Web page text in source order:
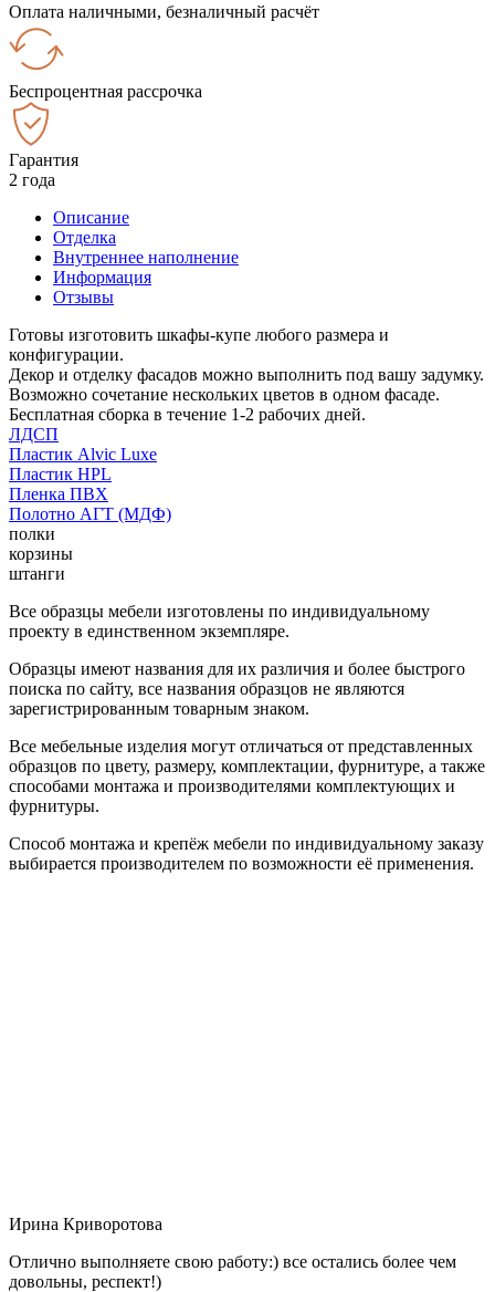
Оплата наличными, безналичный расчёт
Беспроцентная рассрочка
Гарантия
2 года
Описание
Отделка
Внутреннее наполнение
Информация
Отзывы
Готовы изготовить шкафы-купе любого размера и
конфигурации.
Декор и отделку фасадов можно выполнить под вашу задумку.
Возможно сочетание нескольких цветов в одном фасаде.
Бесплатная сборка в течение 1-2 рабочих дней.
ЛДСП
Пластик Alvic Luxe
Пластик HPL
Пленка ПВХ
Полотно АГТ (МДФ)
полки
корзины
штанги
Все образцы мебели изготовлены по индивидуальному
проекту в единственном экземпляре.
Образцы имеют названия для их различия и более быстрого
поиска по сайту, все названия образцов не являются
зарегистрированным товарным знаком.
Все мебельные изделия могут отличаться от представленных
образцов по цвету, размеру, комплектации, фурнитуре, а также
способами монтажа и производителями комплектующих и
фурнитуры.
Способ монтажа и крепёж мебели по индивидуальному заказу
выбирается производителем по возможности её применения.
Ирина Криворотова
Отлично выполняете свою работу:) все остались более чем
довольны, респект!)